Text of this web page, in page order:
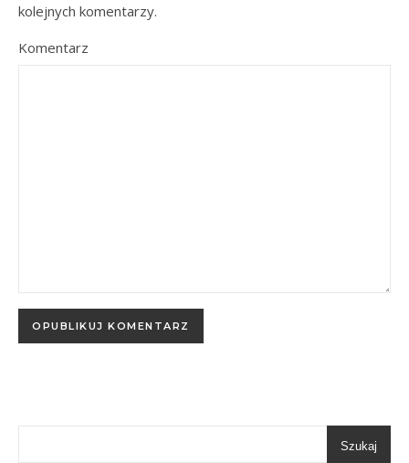
kolejnych komentarzy.
Komentarz
Szukaj